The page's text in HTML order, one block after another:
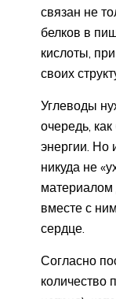
связан не
белков в
кислоты,
своих
Углеводы
очередь,
энергии. Но
никуда не
материалом
вместе с
сердце.
Согласно
количество